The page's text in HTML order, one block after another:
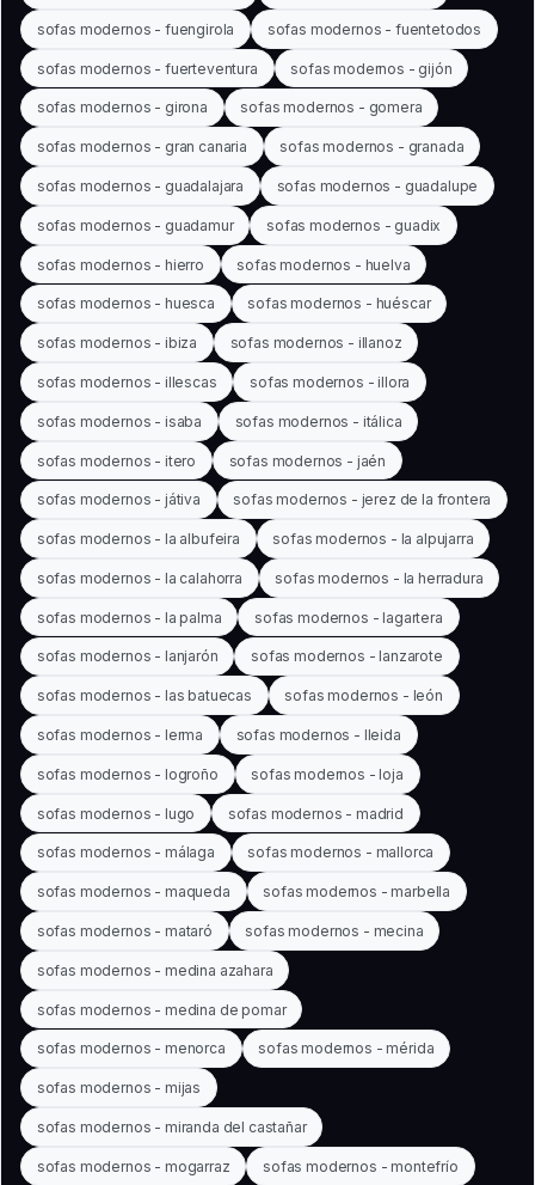
sofas modernos - fuengirola sofas modernos - fuentetodos
sofas modernos - fuerteventura sofas modernos - gijón
sofas modernos - girona sofas modernos - gomera
sofas modernos - gran canaria sofas modernos - granada
sofas modernos - guadalajara sofas modernos - guadalupe
sofas modernos - guadamur sofas modernos - guadix
sofas modernos - hierro sofas modernos - huelva
sofas modernos - huesca sofas modernos - huéscar
sofas modernos - ibiza sofas modernos - illanoz
sofas modernos - illescas sofas modernos - illora
sofas modernos - isaba sofas modernos - itálica
sofas modernos - itero sofas modernos - jaén
sofas modernos - játiva sofas modernos - jerez de la frontera
sofas modernos - la albufeira sofas modernos - la alpujarra
sofas modernos - la calahorra sofas modernos - la herradura
sofas modernos - la palma sofas modernos - lagartera
sofas modernos - lanjarón sofas modernos - lanzarote
sofas modernos - las batuecas sofas modernos - león
sofas modernos - lerma sofas modernos - lleida
sofas modernos - logroño sofas modernos - loja
sofas modernos - lugo sofas modernos - madrid
sofas modernos - málaga sofas modernos - mallorca
sofas modernos - maqueda sofas modernos - marbella
sofas modernos - mataró sofas modernos - mecina
sofas modernos - medina azahara
sofas modernos - medina de pomar
sofas modernos - menorca sofas modernos - mérida
sofas modernos - mijas
sofas modernos - miranda del castañar
sofas modernos - mogarraz sofas modernos - montefrío